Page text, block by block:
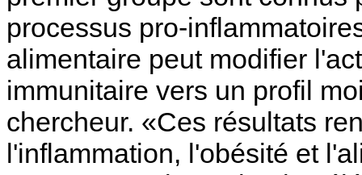
processus pro-
alimentaire peut modifier
immunitaire vers un profil
chercheur. «Ces résultats
l'inflammation, l'obésité et